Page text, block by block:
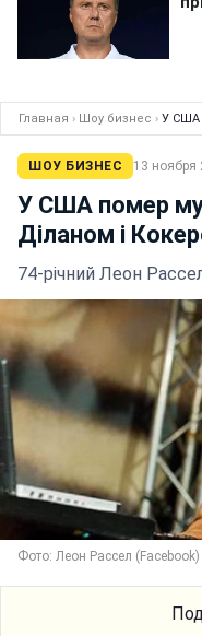
Главная › Шоу бизнес › У США
ШОУ БИЗНЕС 13 ноября
У США помер
Діланом і
74-річний Леон
Фото: Леон Рассел (Facebook)